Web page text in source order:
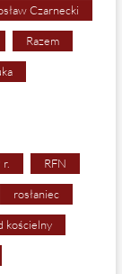
Czarnecki
Razem
RFN
rosłaniec
kościelny